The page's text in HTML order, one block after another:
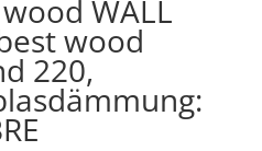
WALL
wood
220,